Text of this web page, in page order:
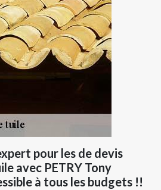
pour les de devis
avec PETRY Tony
à tous les budgets !!